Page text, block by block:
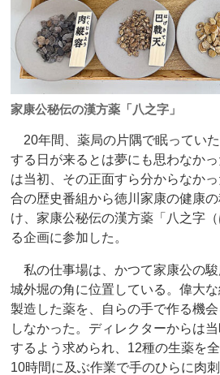
家康公秘伝の漢方薬「八之字」
20年間、薬局の片隅で眠ってい
する日が来るとは夢にも思わなか
は当初、その正面すら分からなか
合の歴史番組から徳川家康の健康
け、家康公秘伝の漢方薬「八之字
る企画に参加した。
私の仕事場は、かつて家康公の
城外堀の角に位置している。偉大
製造した薬を、自らの手で作る機
しなかった。ディレクターからは
するよう求められ、12種の生薬を
10時間に及ぶ作業で手のひらに肉